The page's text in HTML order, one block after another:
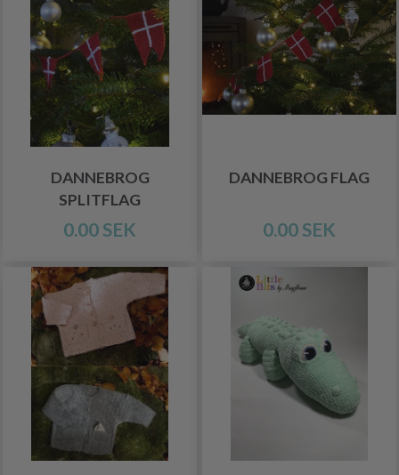
DANNEBROG
SPLITFLAG
0.00 SEK
DANNEBROG FLAG
0.00 SEK